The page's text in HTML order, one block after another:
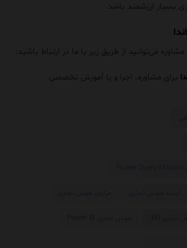
ارزشمند باشد.
می‌توانید از طریق زیر با ما در ارتباط باشید:
برای مشاوره، اجرا و یا آموزش تخصصی.